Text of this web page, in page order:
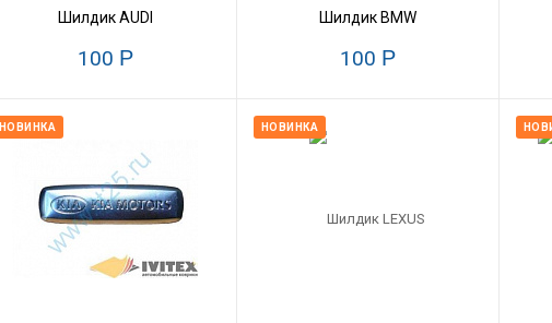
Шилдик AUDI
100 Р
Шилдик BMW
100 Р
НОВИНКА НОВИНКА